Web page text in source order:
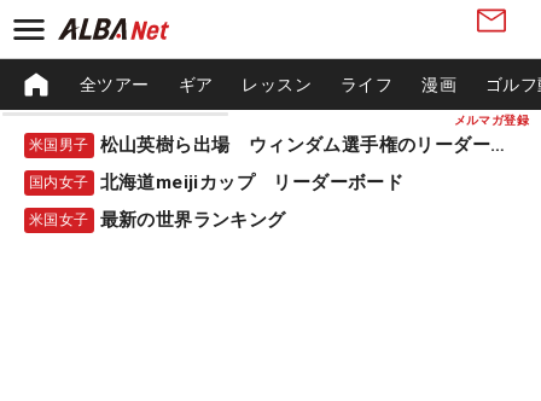
メルマガ登録
全ツアー ギア レッスン ライフ 漫画 ゴル
米国男子 松山英樹ら出場 ウィンダム選手権のリーダーボード
国内女子 北海道meijiカップ リーダーボード
米国女子 最新の世界ランキング